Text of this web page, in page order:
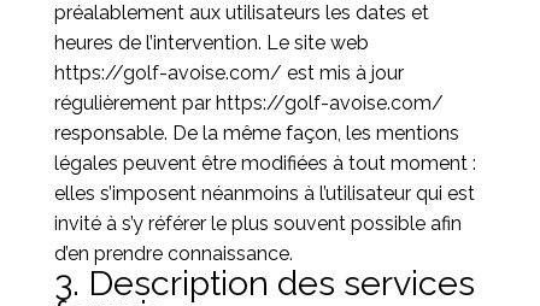
préalablement aux utilisateurs les dates et
heures de l’intervention. Le site web
https://golf-avoise.com/ est mis à jour
régulièrement par https://golf-avoise.com/
responsable. De la même façon, les mentions
légales peuvent être modifiées à tout moment :
elles s’imposent néanmoins à l’utilisateur qui est
invité à s’y référer le plus souvent possible afin
d’en prendre connaissance.
3. Description des services